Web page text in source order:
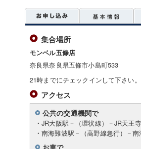
集合場所
モンベル五條店
奈良県奈良県五條市小島町533
21時までにチェックインして下さい。
アクセス
公共の交通機関で
・JR大阪駅－（環状線）－JR天王
・南海難波駅－（高野線急行）－
お車で